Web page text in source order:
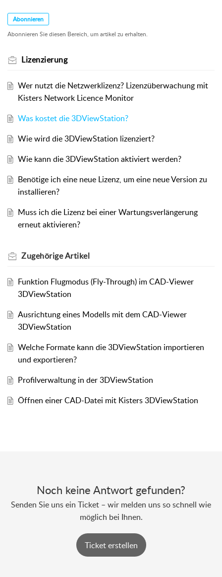
Abonnieren
Abonnieren Sie diesen Bereich, um artikel zu erhalten.
Lizenzierung
Wer nutzt die Netzwerklizenz? Lizenzüberwachung mit
Kisters Network Licence Monitor
Was kostet die 3DViewStation?
Wie wird die 3DViewStation lizenziert?
Wie kann die 3DViewStation aktiviert werden?
Benötige ich eine neue Lizenz, um eine neue Version zu
installieren?
Muss ich die Lizenz bei einer Wartungsverlängerung
erneut aktivieren?
ZugehörigeArtikel
Funktion Flugmodus (Fly-Through) im CAD-Viewer
3DViewStation
Ausrichtung eines Modells mit dem CAD-Viewer
3DViewStation
Welche Formate kann die 3DViewStation importieren
und exportieren?
Profilverwaltung in der 3DViewStation
Öffnen einer CAD-Datei mit Kisters 3DViewStation
Noch keine Antwort gefunden?
Senden Sie uns ein Ticket – wir melden uns so schnell wie
möglich bei Ihnen.
Ticket erstellen